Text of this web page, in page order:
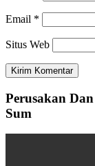
Email *
Situs Web
Perusakan
Sum